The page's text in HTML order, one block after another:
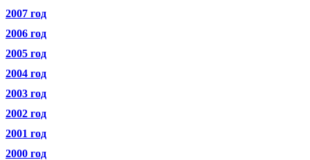
2007 год
2006 год
2005 год
2004 год
2003 год
2002 год
2001 год
2000 год